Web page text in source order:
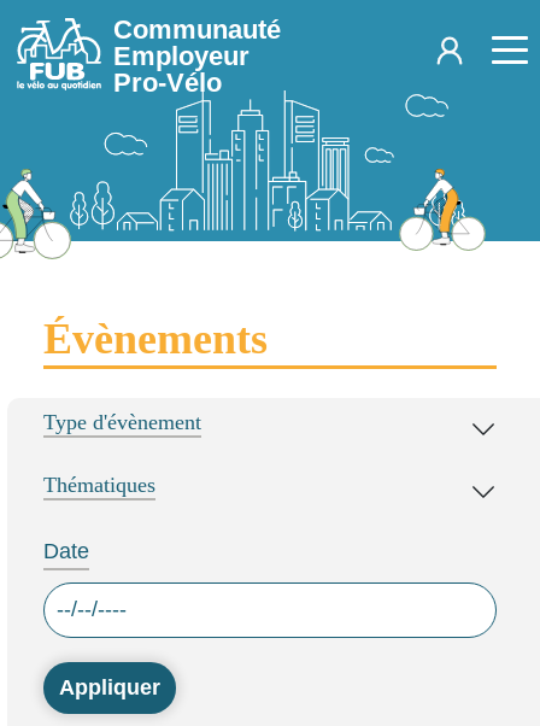
Aller au contenu principal
Communauté
Employeur
Pro-Vélo
Évènements
Type d'évènement
Thématiques
Date